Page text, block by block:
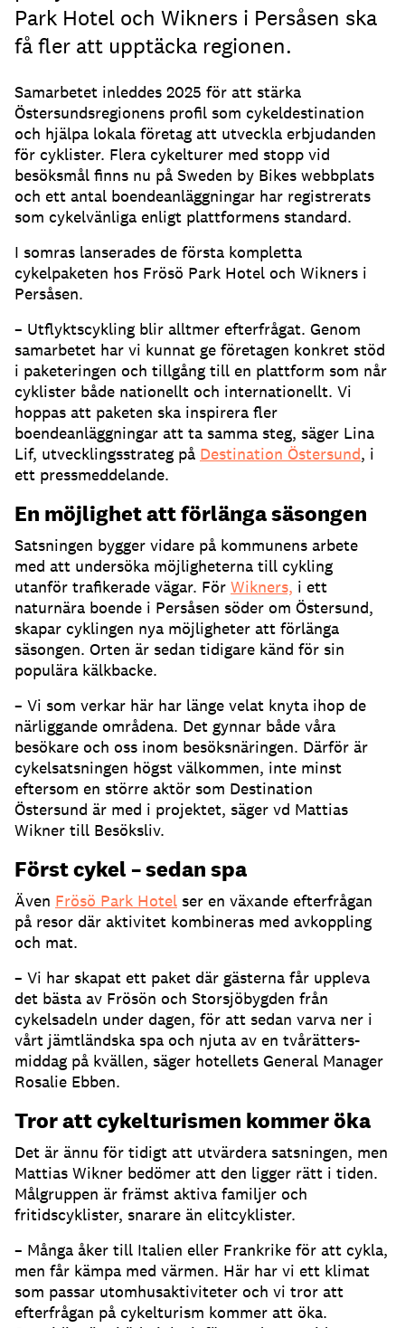
Park Hotel och Wikners i Persåsen ska
få fler att upptäcka regionen.
Samarbetet inleddes 2025 för att stärka
Östersundsregionens profil som cykeldestination
och hjälpa lokala företag att utveckla erbjudanden
för cyklister. Flera cykelturer med stopp vid
besöksmål finns nu på Sweden by Bikes webbplats
och ett antal boendeanläggningar har registrerats
som cykelvänliga enligt plattformens standard.
I somras lanserades de första kompletta
cykelpaketen hos Frösö Park Hotel och Wikners i
Persåsen.
– Utflyktscykling blir alltmer efterfrågat. Genom
samarbetet har vi kunnat ge företagen konkret stöd
i paketeringen och tillgång till en plattform som når
cyklister både nationellt och internationellt. Vi
hoppas att paketen ska inspirera fler
boendeanläggningar att ta samma steg, säger Lina
Lif, utvecklingsstrateg på Destination Östersund, i
ett pressmeddelande.
En möjlighet att förlänga säsongen
Satsningen bygger vidare på kommunens arbete
med att undersöka möjligheterna till cykling
utanför trafikerade vägar. För Wikners, i ett
naturnära boende i Persåsen söder om Östersund,
skapar cyklingen nya möjligheter att förlänga
säsongen. Orten är sedan tidigare känd för sin
populära kälkbacke.
– Vi som verkar här har länge velat knyta ihop de
närliggande områdena. Det gynnar både våra
besökare och oss inom besöksnäringen. Därför är
cykelsatsningen högst välkommen, inte minst
eftersom en större aktör som Destination
Östersund är med i projektet, säger vd Mattias
Wikner till Besöksliv.
Först cykel – sedan spa
Även Frösö Park Hotel ser en växande efterfrågan
på resor där aktivitet kombineras med avkoppling
och mat.
– Vi har skapat ett paket där gästerna får uppleva
det bästa av Frösön och Storsjöbygden från
cykelsadeln under dagen, för att sedan varva ner i
vårt jämtländska spa och njuta av en tvårätters-
middag på kvällen, säger hotellets General Manager
Rosalie Ebben.
Tror att cykelturismen kommer öka
Det är ännu för tidigt att utvärdera satsningen, men
Mattias Wikner bedömer att den ligger rätt i tiden.
Målgruppen är främst aktiva familjer och
fritidscyklister, snarare än elitcyklister.
– Många åker till Italien eller Frankrike för att cykla,
men får kämpa med värmen. Här har vi ett klimat
som passar utomhusaktiviteter och vi tror att
efterfrågan på cykelturism kommer att öka.